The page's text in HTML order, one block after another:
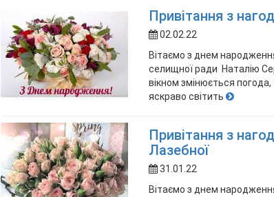
Привітання з
02.02.22
Вітаємо з днем
селищної ради Наталію
вікном змінюється
яскраво світить
Привітання з
Лазебної
31.01.22
Вітаємо з днем